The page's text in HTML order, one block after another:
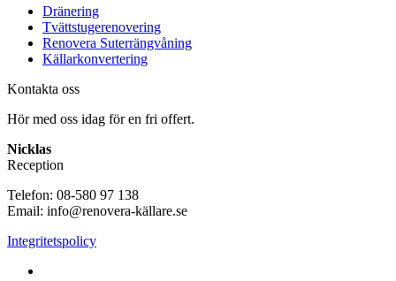
Dränering
Tvättstugerenovering
Renovera Suterrängvåning
Källarkonvertering
Kontakta oss
Hör med oss idag för en fri offert.
Nicklas
Reception
Telefon: 08-580 97 138
Email: info@renovera-källare.se
Integritetspolicy